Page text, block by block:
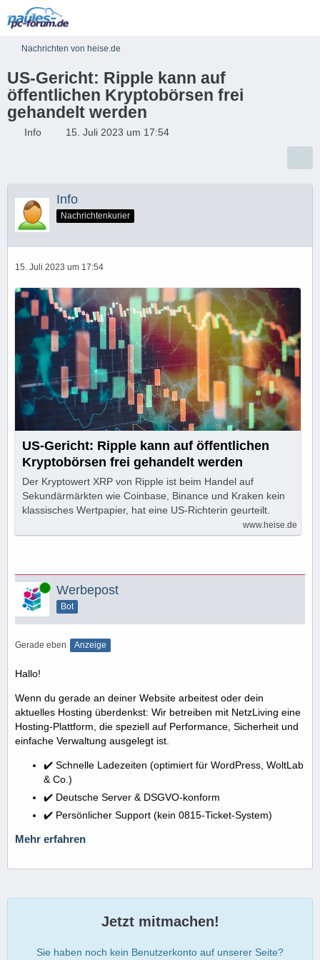
Nachrichten von heise.de
US-Gericht: Ripple kann auf
öffentlichen Kryptobörsen frei
gehandelt werden
Info 15. Juli 2023 um 17:54
Info
Nachrichtenkurier
15. Juli 2023 um 17:54
US-Gericht: Ripple kann auf öffentlichen
Kryptobörsen frei gehandelt werden
Der Kryptowert XRP von Ripple ist beim Handel auf
Sekundärmärkten wie Coinbase, Binance und Kraken kein
klassisches Wertpapier, hat eine US-Richterin geurteilt.
www.heise.de
Online Werbepost
Bot
Gerade eben Anzeige
Hallo!
Wenn du gerade an deiner Website arbeitest oder dein
aktuelles Hosting überdenkst: Wir betreiben mit NetzLiving eine
Hosting-Plattform, die speziell auf Performance, Sicherheit und
einfache Verwaltung ausgelegt ist.
✔️ Schnelle Ladezeiten (optimiert für WordPress, WoltLab
& Co.)
✔️ Deutsche Server & DSGVO-konform
✔️ Persönlicher Support (kein 0815-Ticket-System)
Mehr erfahren
Jetzt mitmachen!
Sie haben noch kein Benutzerkonto auf unserer Seite?